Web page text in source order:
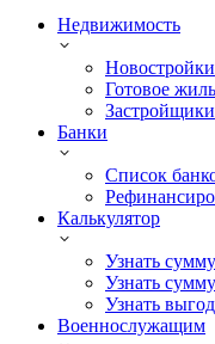
Недвижимость
Новостройки
Готовое
Застройщики
Банки
Список
Калькулятор
Узнать
Узнать
Узнать
Военнослужащим